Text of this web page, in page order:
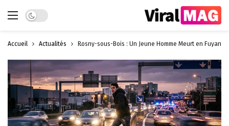
Dark mode
Accueil Actualités Rosny-sous-Bois : Un Jeune Homme Meurt en Fuyant